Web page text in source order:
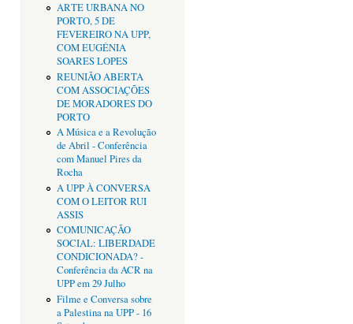
ARTE URBANA NO
PORTO, 5 DE
FEVEREIRO NA UPP,
COM EUGÉNIA
SOARES LOPES
REUNIÃO ABERTA
COM ASSOCIAÇÕES
DE MORADORES DO
PORTO
A Música e a Revolução
de Abril - Conferência
com Manuel Pires da
Rocha
A UPP À CONVERSA
COM O LEITOR RUI
ASSIS
COMUNICAÇÃO
SOCIAL: LIBERDADE
CONDICIONADA? -
Conferência da ACR na
UPP em 29 Julho
Filme e Conversa sobre
a Palestina na UPP - 16